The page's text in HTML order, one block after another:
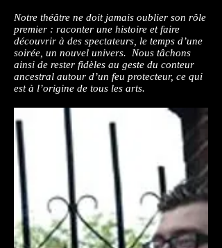
Notre théâtre ne doit jamais oublier son rôle
premier : raconter une histoire et faire
découvrir à des spectateurs, le temps d’une
soirée, un nouvel univers. Nous tâchons
ainsi de rester fidèles au geste du conteur
ancestral autour d’un feu protecteur, ce qui
est à l’origine de tous les arts.